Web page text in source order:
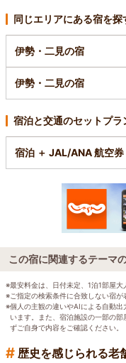
同じエリアにある宿を探
伊勢・二見の宿
伊勢・二見の宿
宿泊と交通のセットプラ
宿泊 ＋ JAL/ANA 航空券
この宿に関連するテーマ
※最安料金は、日付未定、1泊1部屋大
※ご指定の検索条件に合致しない宿が
※個人の主観の違いやAIによる自動
います。また、宿泊施設の一部の
ずご自身で内容をご確認ください。
# 歴史を感じられる老